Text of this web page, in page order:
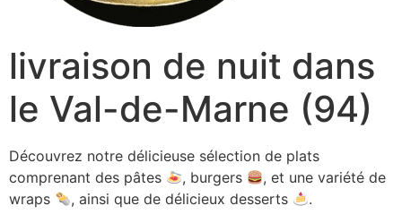
livraison de nuit dans
le Val-de-Marne (94)
Découvrez notre délicieuse sélection de plats
comprenant des pâtes
, burgers
, et une variété de
wraps
, ainsi que de délicieux desserts
.